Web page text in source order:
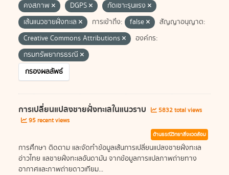
คงสภาพ
DGPS
กัดเซาะรุนแรง
เส้นแนวชายฝั่งทะเล
การเข้าถึง: false
สัญญาอนุญาต:
Creative Commons Attributions
องค์กร:
กรมทรัพยากรธรณี
กรองผลลัพธ์
การเปลี่ยนแปลงชายฝั่งทะเลในแนวราบ
5832 total views
95 recent views
ด้านธรณีวิทยาสิ่งแวดล้อม
การศึกษา ติดตาม และจัดทำข้อมูลเส้นการเปลี่ยนแปลงชายฝั่งทะเล
อ่าวไทย แลชายฝั่งทะเลอันดามัน จากข้อมูลการแปลภาพถ่ายทาง
อากาศและภาพถ่ายดาวเทียม...